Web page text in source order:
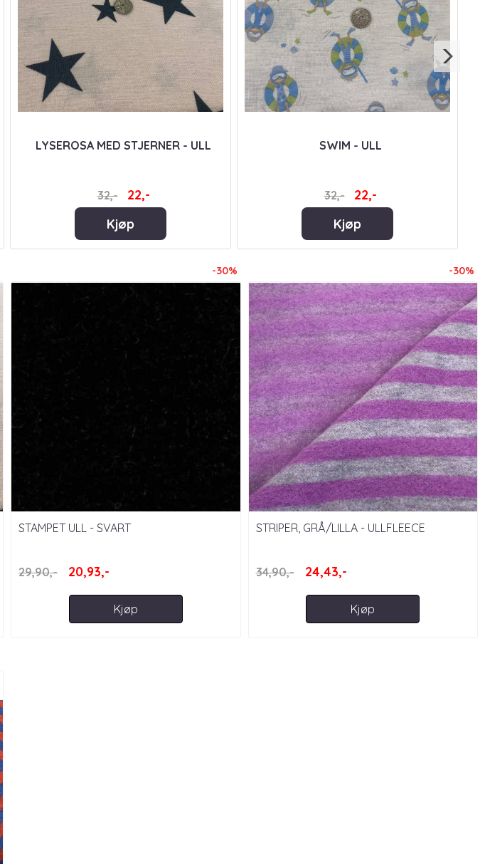
LYSEROSA MED STJERNER - ULL
32,-
22,-
Kjøp
SWIM - ULL
32,-
22,-
Kjøp
-30%
STAMPET ULL - SVART
29,90,- 20,93,-
Kjøp
-30%
STRIPER, GRÅ/LILLA - ULLFLEECE
34,90,- 24,43,-
Kjøp